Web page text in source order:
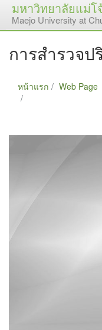
มหาวิทยาลัยแม่โ
Maejo University at
หน้าแรก
Web Page